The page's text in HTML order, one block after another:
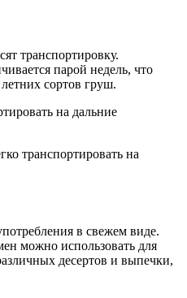
транспортировку.
парой недель, что
сортов груш.
транспортировать на
в свежем виде.
можно использовать для
десертов и выпечки,